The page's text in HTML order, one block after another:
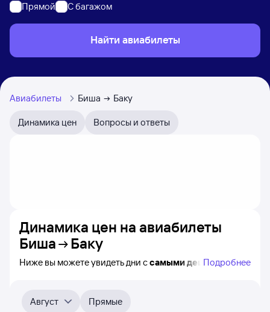
Прямой C багажом
Найти авиабилеты
Авиабилеты Биша Баку
Динамика цен Вопросы и ответы
Динамика цен на авиабилеты
Биша
Баку
Ниже вы можете увидеть дни ссамыми дешёвыми
на ближайшие месяцы. Выберите день, перейдите
по клику к поиску билетов на самолёт и получению
Подробнее
Август
Прямые